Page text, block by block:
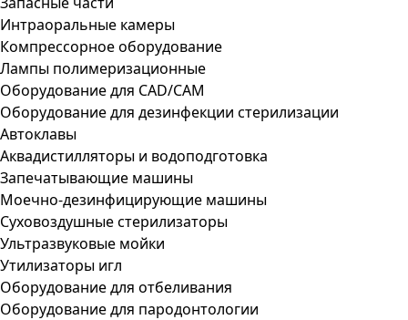
Интраоральные камеры
Компрессорное оборудование
Лампы полимеризационные
Оборудование для CAD/CAM
Оборудование для дезинфекции стерилизации
Автоклавы
Аквадистилляторы и водоподготовка
Запечатывающие машины
Моечно-дезинфицирующие машины
Суховоздушные стерилизаторы
Ультразвуковые мойки
Утилизаторы игл
Оборудование для отбеливания
Оборудование для пародонтологии